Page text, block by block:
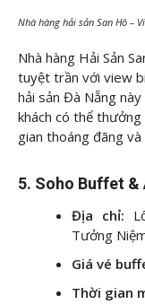
Nhà hàng hải sản San Hô –
Nhà hàng Hải Sản
tuyệt trần với view
hải sản Đà Nẵng
khách có thể
gian thoáng đãng và
5. Soho Buffet
Địa chỉ:
Tưởng
Giá vé
Thời gian